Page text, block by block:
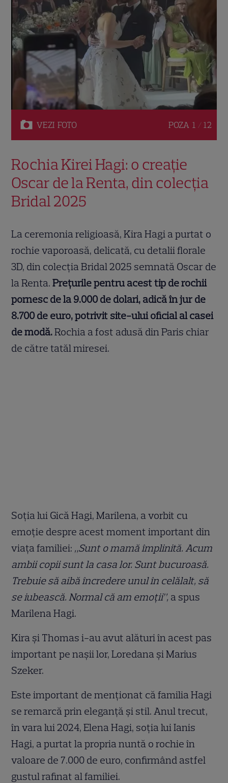
VEZI FOTO POZA 1 / 12
Rochia Kirei Hagi: o creație
Oscar de la Renta, din colecția
Bridal 2025
La ceremonia religioasă, Kira Hagi a purtat o
rochie vaporoasă, delicată, cu detalii florale
3D, din colecția Bridal 2025 semnată Oscar de
la Renta.Prețurile pentru acest tip de rochii
pornesc de la 9.000 de dolari, adică în jur de
8.700 de euro, potrivit site-ului oficial al casei
de modă.Rochia a fost adusă din Paris chiar
de către tatăl miresei.
Soția lui Gică Hagi, Marilena, a vorbit cu
emoție despre acest moment important din
viața familiei: „Sunt o mamă împlinită. Acum
ambii copii sunt la casa lor. Sunt bucuroasă.
Trebuie să aibă încredere unul în celălalt, să
se iubească. Normal că am emoții”, a spus
Marilena Hagi.
Kira și Thomas i-au avut alături în acest pas
important pe nașii lor, Loredana și Marius
Szeker.
Este important de menționat că familia Hagi
se remarcă prin eleganță și stil. Anul trecut,
în vara lui 2024, Elena Hagi, soția lui Ianis
Hagi, a purtat la propria nuntă o rochie în
valoare de 7.000 de euro, confirmând astfel
gustul rafinat al familiei.